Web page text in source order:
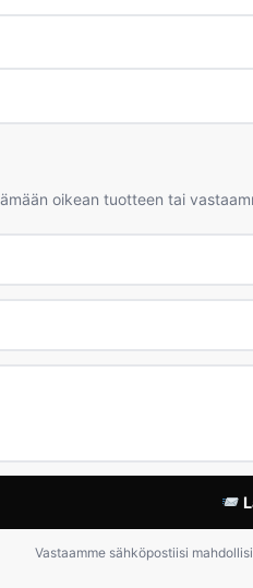
oikean tuotteen tai
Vastaamme sähköpostiisi